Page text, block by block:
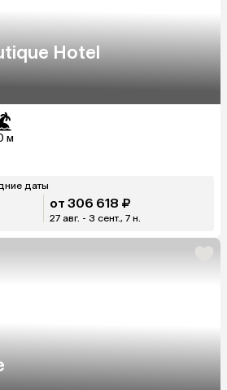
Hotel
м
даты
от 306 618 ₽
27 авг. - 3 сент., 7 н.